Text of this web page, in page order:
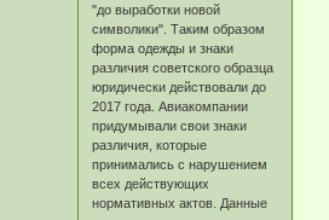
"до выработки новой
символики". Таким образом
форма одежды и знаки
различия советского образца
юридически действовали до
2017 года. Авиакомпании
придумывали свои знаки
различия, которые
принимались с нарушением
всех действующих
нормативных актов. Данные